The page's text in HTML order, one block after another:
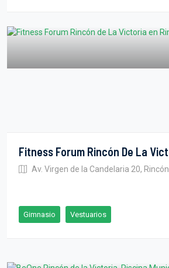
Fitness Forum Rincón De La
Av. Virgen de la Candelaria 20,
Gimnasio Vestuarios